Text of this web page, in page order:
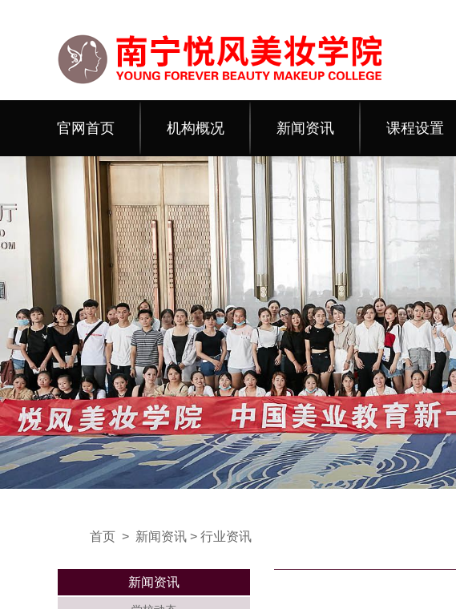
官网首页 机构概况 新闻资讯 课程设置
首页 > 新闻资讯 > 行业资讯
新闻资讯